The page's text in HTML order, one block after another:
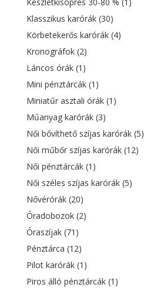
Klasszikus karórák (30)
Körbetekerős karórák (4)
Kronográfok (2)
Láncos órák (1)
Mini pénztárcák (1)
Miniatűr asztali órák (1)
Műanyag karórák (3)
Női bővíthető szíjas karórák (5)
Női műbőr szíjas karórák (12)
Női pénztárcák (1)
Női széles szíjas karórák (5)
Nővérórák (20)
Óradobozok (2)
Óraszíjak (71)
Pénztárca (12)
Pilot karórák (1)
Piros álló pénztárcák (1)